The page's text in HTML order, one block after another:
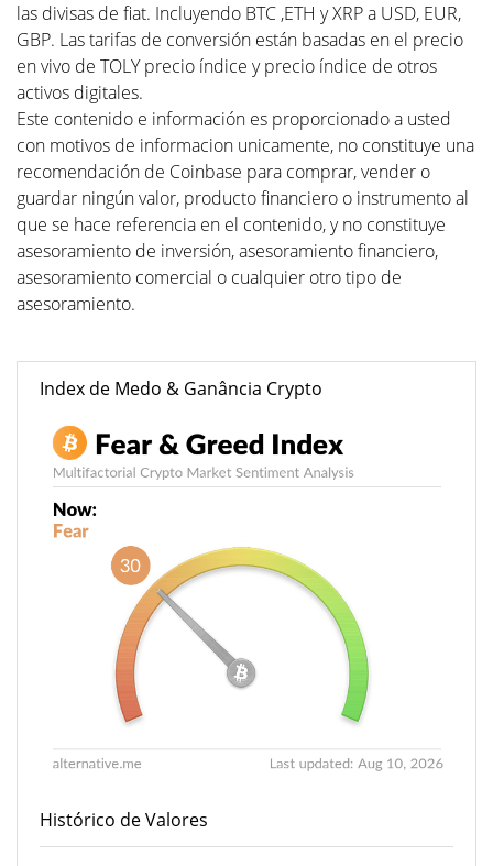
las divisas de fiat. Incluyendo BTC ,ETH y XRP a USD, EUR,
GBP. Las tarifas de conversión están basadas en el precio
en vivo de TOLY precio índice y precio índice de otros
activos digitales.
Este contenido e información es proporcionado a usted
con motivos de informacion unicamente, no constituye una
recomendación de Coinbase para comprar, vender o
guardar ningún valor, producto financiero o instrumento al
que se hace referencia en el contenido, y no constituye
asesoramiento de inversión, asesoramiento financiero,
asesoramiento comercial o cualquier otro tipo de
asesoramiento.
Index de Medo & Ganância Crypto
Histórico de Valores